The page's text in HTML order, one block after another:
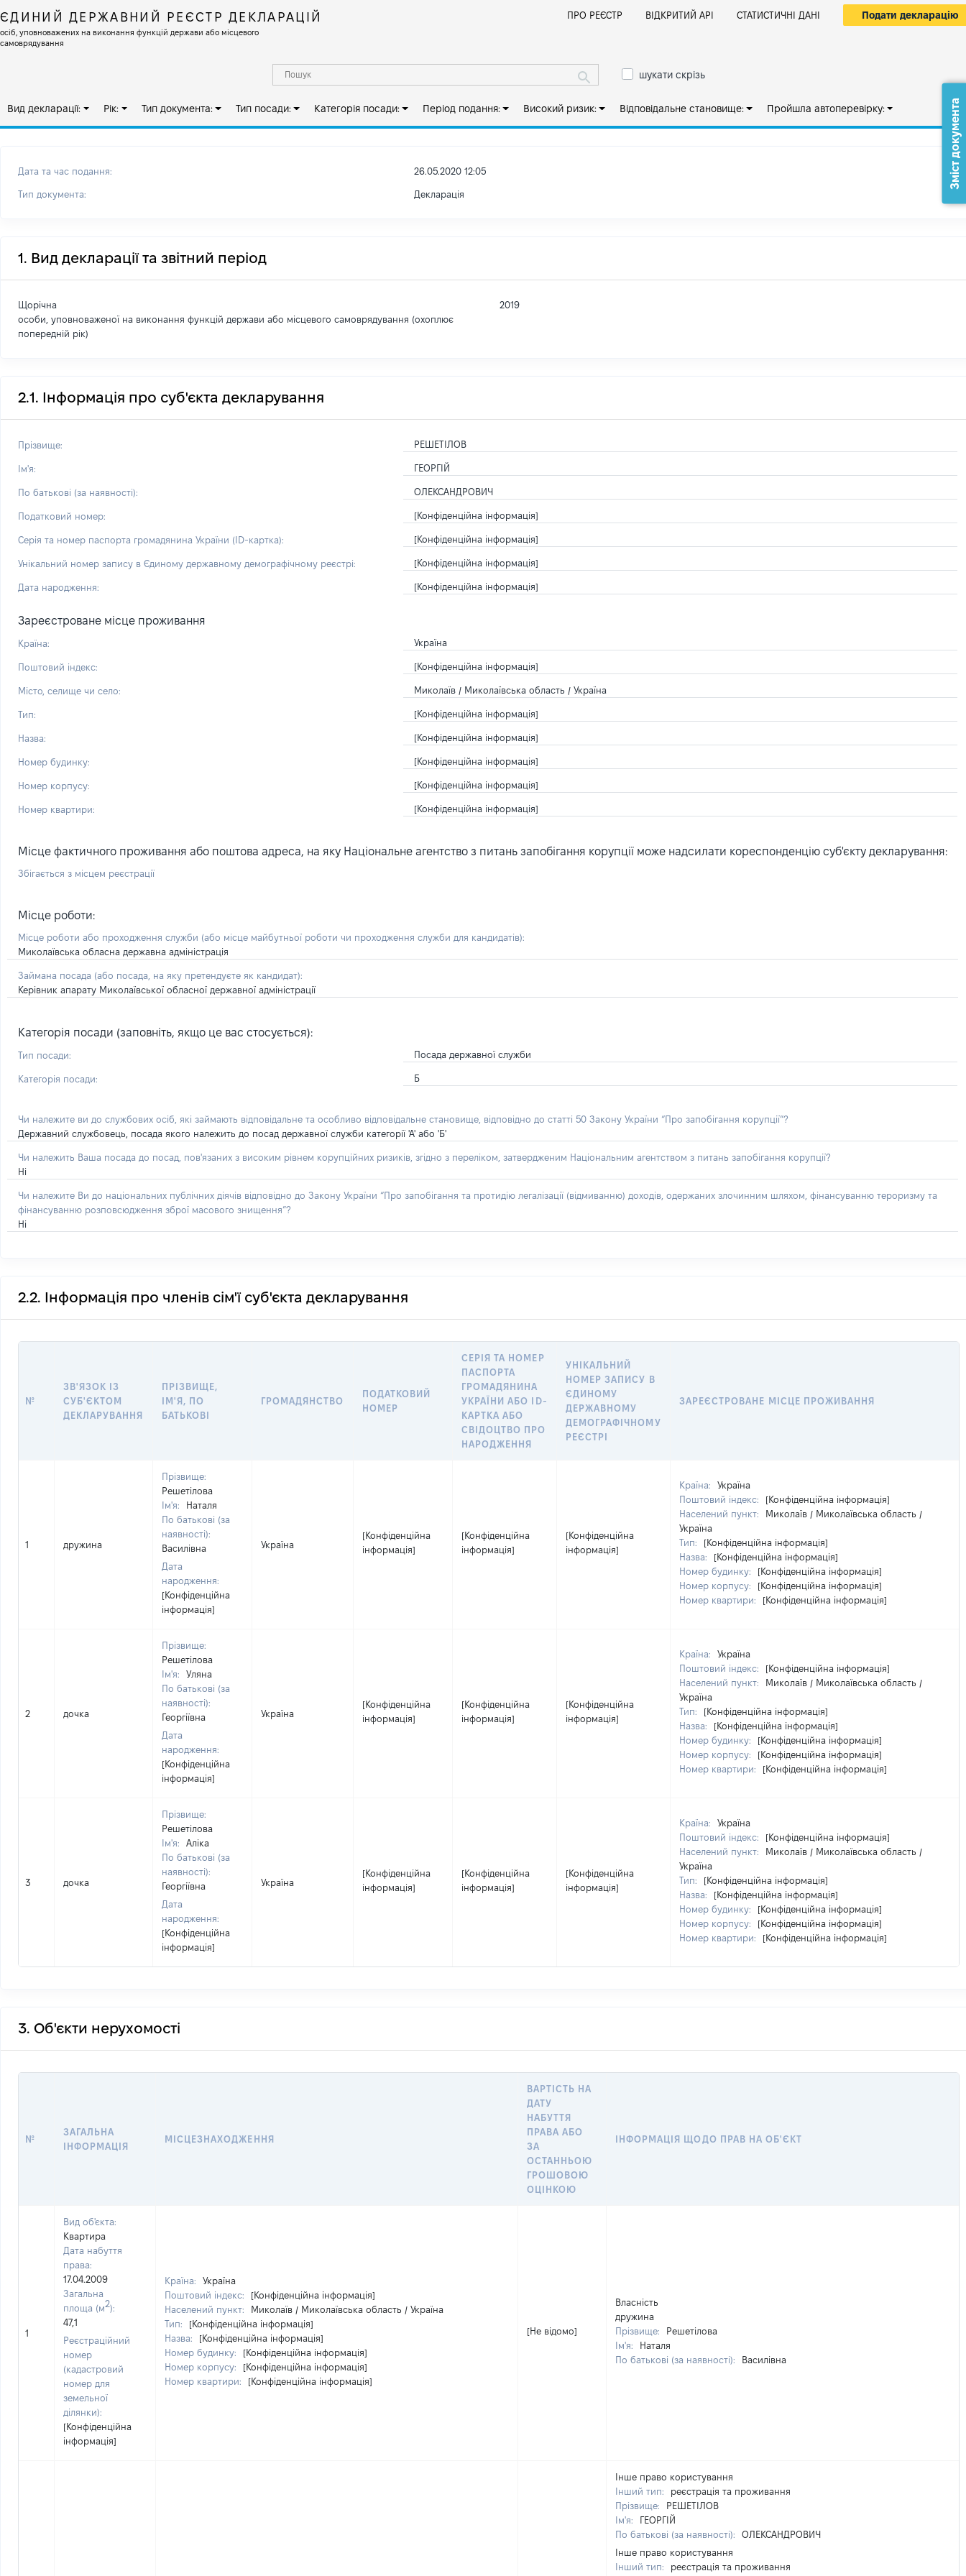
ЄДИНИЙ ДЕРЖАВНИЙ РЕЄСТР ДЕКЛАРАЦІЙ
осіб, уповноважених на виконання функцій держави або місцевого
самоврядування
ПРО РЕЄСТР ВІДКРИТИЙ АРІ СТАТИСТИЧНІ ДАНІ Подати декларацію
шукати скрізь
Вид декларації: Рік: Тип документа: Тип посади: Категорія посади: Період подання: Високий ризик: Відповідальне становище: Пройшла автоперевірку:
Дата та час подання: 26.05.2020 12:05
Тип документа: Декларація
1. Вид декларації та звітний період
Щорічна
особи, уповноваженої на виконання функцій держави або місцевого самоврядування (охоплює
попередній рік)
2019
2.1. Інформація про суб'єкта декларування
Прізвище: РЕШЕТІЛОВ
Ім'я: ГЕОРГІЙ
По батькові (за наявності): ОЛЕКСАНДРОВИЧ
Податковий номер: [Конфіденційна інформація]
Серія та номер паспорта громадянина України (ID-картка): [Конфіденційна інформація]
Унікальний номер запису в Єдиному державному демографічному реєстрі: [Конфіденційна інформація]
Дата народження: [Конфіденційна інформація]
Зареєстроване місце проживання
Країна: Україна
Поштовий індекс: [Конфіденційна інформація]
Місто, селище чи село: Миколаїв / Миколаївська область / Україна
Тип: [Конфіденційна інформація]
Назва: [Конфіденційна інформація]
Номер будинку: [Конфіденційна інформація]
Номер корпусу: [Конфіденційна інформація]
Номер квартири: [Конфіденційна інформація]
Місце фактичного проживання або поштова адреса, на яку Національне агентство з питань запобігання корупції може надсилати кореспонденцію суб'єкту декларування:
Збігається з місцем реєстрації
Місце роботи:
Місце роботи або проходження служби (або місце майбутньої роботи чи проходження служби для кандидатів):
Миколаївська обласна державна адміністрація
Займана посада (або посада, на яку претендуєте як кандидат):
Керівник апарату Миколаївської обласної державної адміністрації
Категорія посади (заповніть, якщо це вас стосується):
Тип посади: Посада державної служби
Категорія посади: Б
Чи належите ви до службових осіб, які займають відповідальне та особливо відповідальне становище, відповідно до статті 50 Закону України “Про запобігання корупції”?
Державний службовець, посада якого належить до посад державної служби категорії 'А' або 'Б'
Чи належить Ваша посада до посад, пов'язаних з високим рівнем корупційних ризиків, згідно з переліком, затвердженим Національним агентством з питань запобігання корупції?
Ні
Чи належите Ви до національних публічних діячів відповідно до Закону України “Про запобігання та протидію легалізації (відмиванню) доходів, одержаних злочинним шляхом, фінансуванню тероризму та
фінансуванню розповсюдження зброї масового знищення”?
Ні
2.2. Інформація про членів сім'ї суб'єкта декларування
№
ЗВ'ЯЗОК ІЗ
СУБ'ЄКТОМ
ДЕКЛАРУВАННЯ
ПРІЗВИЩЕ,
ІМ'Я, ПО
БАТЬКОВІ
ГРОМАДЯНСТВО
ПОДАТКОВИЙ
НОМЕР
СЕРІЯ ТА НОМЕР
ПАСПОРТА
ГРОМАДЯНИНА
УКРАЇНИ АБО ID-
КАРТКА АБО
СВІДОЦТВО ПРО
НАРОДЖЕННЯ
УНІКАЛЬНИЙ
НОМЕР ЗАПИСУ В
ЄДИНОМУ
ДЕРЖАВНОМУ
ДЕМОГРАФІЧНОМУ
РЕЄСТРІ
ЗАРЕЄСТРОВАНЕ МІСЦЕ ПРОЖИВАННЯ
1 дружина
Прізвище:
Решетілова
Ім'я:
Наталя
По батькові (за
наявності):
Василівна
Дата
народження:
[Конфіденційна
інформація]
Україна
[Конфіденційна
інформація]
[Конфіденційна
інформація]
[Конфіденційна
інформація]
Країна:
Україна
Поштовий індекс:
[Конфіденційна інформація]
Населений пункт:
Миколаїв / Миколаївська область /
Україна
Тип:
[Конфіденційна інформація]
Назва:
[Конфіденційна інформація]
Номер будинку:
[Конфіденційна інформація]
Номер корпусу:
[Конфіденційна інформація]
Номер квартири:
[Конфіденційна інформація]
2 дочка
Прізвище:
Решетілова
Ім'я:
Уляна
По батькові (за
наявності):
Георгіївна
Дата
народження:
[Конфіденційна
інформація]
Україна
[Конфіденційна
інформація]
[Конфіденційна
інформація]
[Конфіденційна
інформація]
Країна:
Україна
Поштовий індекс:
[Конфіденційна інформація]
Населений пункт:
Миколаїв / Миколаївська область /
Україна
Тип:
[Конфіденційна інформація]
Назва:
[Конфіденційна інформація]
Номер будинку:
[Конфіденційна інформація]
Номер корпусу:
[Конфіденційна інформація]
Номер квартири:
[Конфіденційна інформація]
3 дочка
Прізвище:
Решетілова
Ім'я:
Аліка
По батькові (за
наявності):
Георгіївна
Дата
народження:
[Конфіденційна
інформація]
Україна
[Конфіденційна
інформація]
[Конфіденційна
інформація]
[Конфіденційна
інформація]
Країна:
Україна
Поштовий індекс:
[Конфіденційна інформація]
Населений пункт:
Миколаїв / Миколаївська область /
Україна
Тип:
[Конфіденційна інформація]
Назва:
[Конфіденційна інформація]
Номер будинку:
[Конфіденційна інформація]
Номер корпусу:
[Конфіденційна інформація]
Номер квартири:
[Конфіденційна інформація]
3. Об'єкти нерухомості
№
ЗАГАЛЬНА
ІНФОРМАЦІЯ
МІСЦЕЗНАХОДЖЕННЯ
ВАРТІСТЬ НА
ДАТУ
НАБУТТЯ
ПРАВА АБО
ЗА
ОСТАННЬОЮ
ГРОШОВОЮ
ОЦІНКОЮ
ІНФОРМАЦІЯ ЩОДО ПРАВ НА ОБ'ЄКТ
1
Вид об'єкта:
Квартира
Дата набуття
права:
17.04.2009
Загальна
площа (м2):
47,1
Реєстраційний
номер
(кадастровий
номер для
земельної
ділянки):
[Конфіденційна
інформація]
Країна:
Україна
Поштовий індекс:
[Конфіденційна інформація]
Населений пункт:
Миколаїв / Миколаївська область / Україна
Тип:
[Конфіденційна інформація]
Назва:
[Конфіденційна інформація]
Номер будинку:
[Конфіденційна інформація]
Номер корпусу:
[Конфіденційна інформація]
Номер квартири:
[Конфіденційна інформація]
[Не відомо]
Власність
дружина
Прізвище:
Решетілова
Ім'я:
Наталя
По батькові (за наявності):
Василівна
Інше право користування
Інший тип:
реєстрація та проживання
Прізвище:
РЕШЕТІЛОВ
Ім'я:
ГЕОРГІЙ
По батькові (за наявності):
ОЛЕКСАНДРОВИЧ
Інше право користування
Інший тип:
реєстрація та проживання
Зміст документа